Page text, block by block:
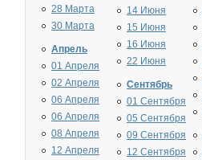
28 Марта
30 Марта
Апрель
01 Апреля
02 Апреля
06 Апреля
06 Апреля
08 Апреля
12 Апреля
14 Июня
15 Июня
16 Июня
22 Июня
Сентябрь
01 Сентября
05 Сентября
09 Сентября
12 Сентября